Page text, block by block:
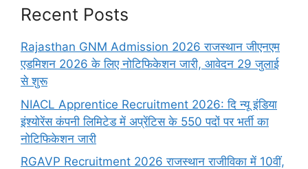
Recent Posts
Rajasthan GNM Admission 2026 राजस्थान जीएनएम
एडमिशन 2026 के लिए नोटिफिकेशन जारी, आवेदन 29 जुलाई
से शुरू
NIACL Apprentice Recruitment 2026: दि न्यू इंडिया
इंश्योरेंस कंपनी लिमिटेड में अप्रेंटिस के 550 पदों पर भर्ती का
नोटिफिकेशन जारी
RGAVP Recruitment 2026 राजस्थान राजीविका में 10वीं,